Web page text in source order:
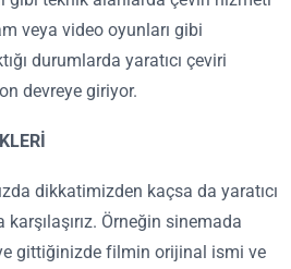
veya video oyunları gibi
durumlarda yaratıcı çeviri
devreye giriyor.
dikkatimizden kaçsa da yaratıcı
karşılaşırız. Örneğin sinemada
gittiğinizde filmin orijinal ismi ve